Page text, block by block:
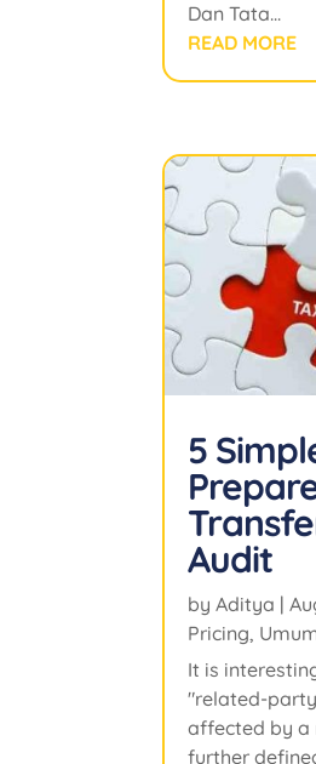
Dan Tata...
READ MORE
5
Audit
byAditya |
Pricing,
It is
"related-
affected by
further